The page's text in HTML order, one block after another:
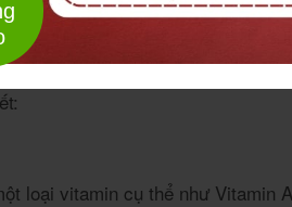
Khoáng chấtđược phân loại
loại vitamin cụ thể như Vitamin